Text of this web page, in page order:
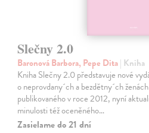
Slečny 2.0
Baronová Barbora, Pepe Dita| Kniha
Kniha Slečny 2.0 představuje nové
o neprovdany´ch a bezdětny´ch
publikovaného v roce 2012, nyní
minulosti též oceněného…
Zasielame do 21 dní